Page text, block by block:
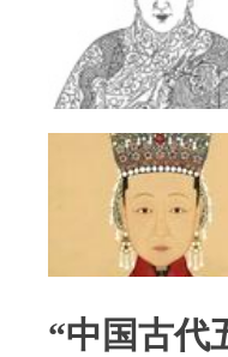
“中国古代